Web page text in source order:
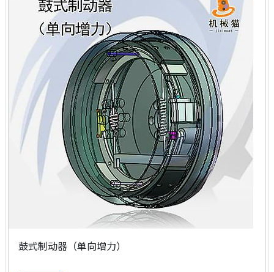
鼓式制动器（单向增力）